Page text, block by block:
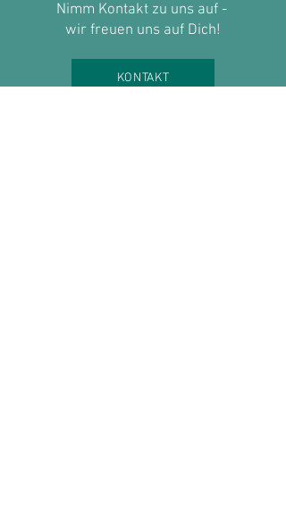
Nimm Kontakt zu uns auf -
wir freuen uns auf Dich!
KONTAKT